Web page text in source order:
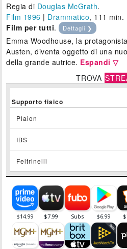
Regia di Douglas McGrath.
Film 1996 | Drammatico, 111 min.
Film per tutti. Dettagli ❯
Emma Woodhouse, la
Austen, diventa oggetto di una
della grande autrice. Espandi ▽
TROVA
Supporto fisico
Plaion
IBS
Feltrinelli